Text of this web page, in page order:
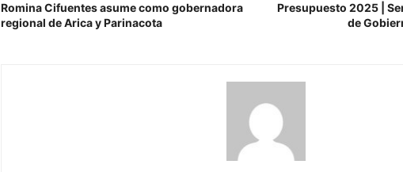
Romina Cifuentes asume como gobernadora
regional de Arica y Parinacota
Presupuesto 2025 |
de